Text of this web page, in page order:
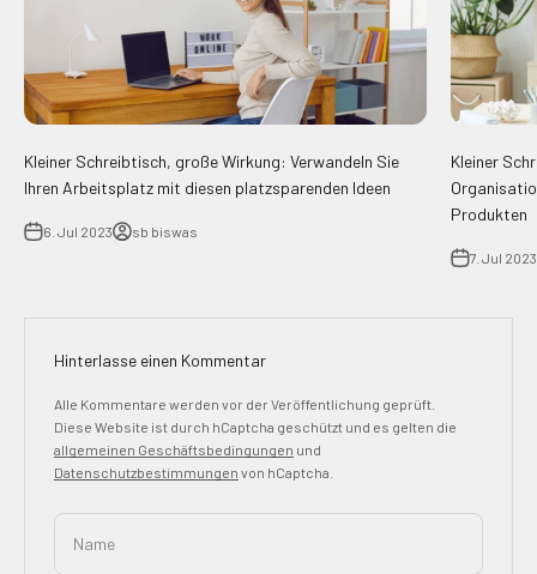
Kleiner Schreibtisch, große Wirkung: Verwandeln Sie
Ihren Arbeitsplatz mit diesen platzsparenden Ideen
6. Jul 2023 sb biswas
Kleiner
Produkten
7. Jul 2023
Hinterlasse einen Kommentar
Alle Kommentare werden vor der Veröffentlichung geprüft.
Diese Website ist durch hCaptcha geschützt und es gelten die
allgemeinen Geschäftsbedingungen und
Datenschutzbestimmungen von hCaptcha.
Name